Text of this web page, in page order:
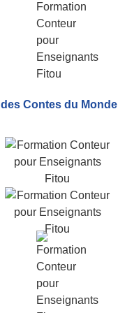
des Contes du Monde